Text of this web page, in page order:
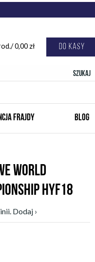
0,00 zł Do kasy
Szukaj
FRAJDY BLOG
WORLD
HYF18
Dodaj ›